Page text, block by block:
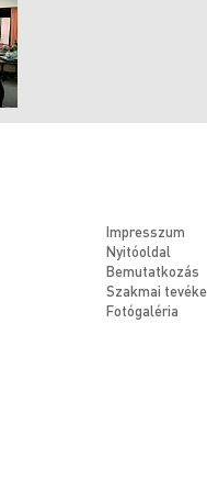
Impresszum
Nyitóoldal
Bemutatkozás
Szakmai
Fotógaléria